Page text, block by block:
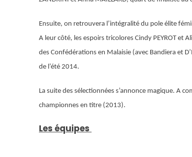
Ensuite, on retrouvera l’intégralité du pole élite
A leur côté, les espoirs tricolores Cindy PEYROTet
des Confédérations en Malaisie (avec Bandiera et
de l’été 2014.
La suite des sélectionnées s’annonce magique. A
championnes en titre (2013).
Les équipes